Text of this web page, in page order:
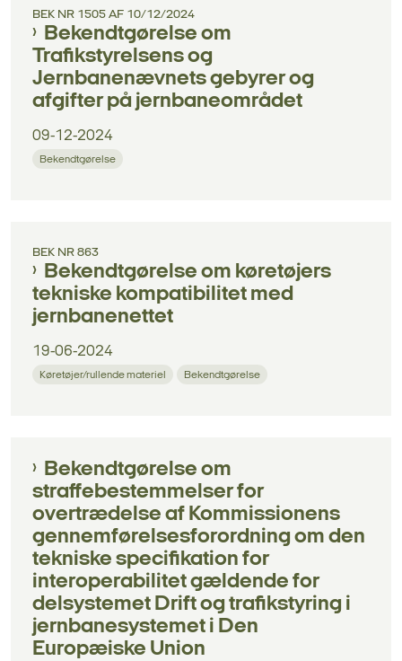
BEK NR 1505 AF 10/12/2024
Bekendtgørelse om
Trafikstyrelsens og
Jernbanenævnets gebyrer og
afgifter på jernbaneområdet
09-12-2024
Bekendtgørelse
BEK NR 863
Bekendtgørelse om køretøjers
tekniske kompatibilitet med
jernbanenettet
19-06-2024
Køretøjer/rullende materiel Bekendtgørelse
Bekendtgørelse om
straffebestemmelser for
overtrædelse af Kommissionens
gennemførelsesforordning om den
tekniske specifikation for
interoperabilitet gældende for
delsystemet Drift og trafikstyring i
jernbanesystemet i Den
Europæiske Union